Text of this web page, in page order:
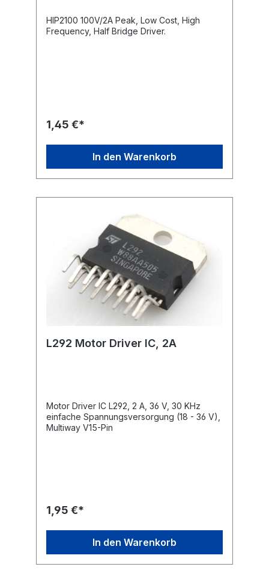
HIP2100 100V/2A Peak, Low Cost, High
Frequency, Half Bridge Driver.
1,45 €*
In den Warenkorb
L292 Motor Driver IC, 2A
Motor Driver IC L292, 2 A, 36 V, 30 KHz
einfache Spannungsversorgung (18 - 36 V),
Multiway V15-Pin
1,95 €*
In den Warenkorb